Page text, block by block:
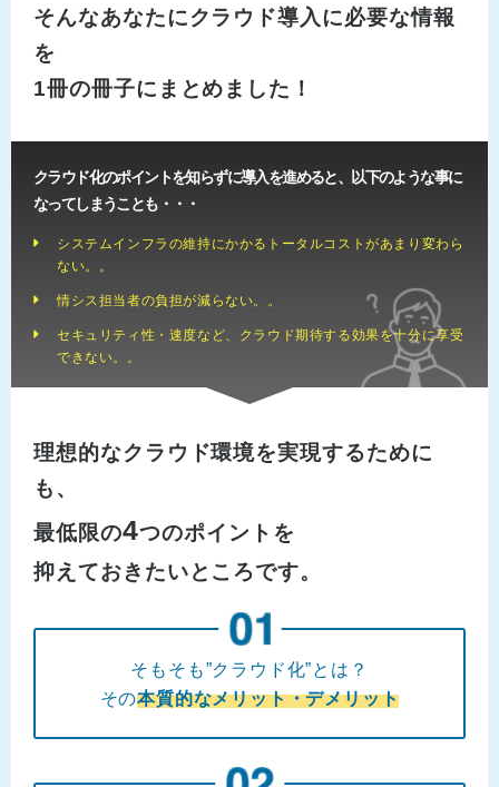
そんなあなたにクラウド導入に必要な情報
を
1冊の冊子にまとめました！
クラウド化のポイントを知らずに導入を進めると、以下のような事に
なってしまうことも・・・
システムインフラの維持にかかるトータルコストがあまり変わら
ない。。
情シス担当者の負担が減らない。。
セキュリティ性・速度など、クラウド期待する効果を十分に享受
できない。。
理想的なクラウド環境を実現するために
も、
最低限の4つのポイントを
抑えておきたいところです。
そもそも”クラウド化”とは？
その本質的なメリット・デメリット